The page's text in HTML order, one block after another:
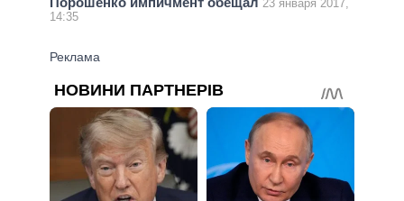
23 января 2017,
14:35